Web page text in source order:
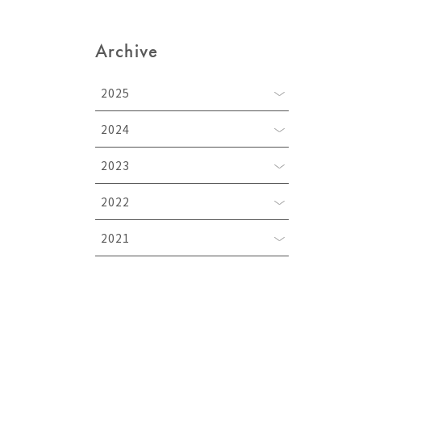
Archive
2025
2024
2023
2022
2021